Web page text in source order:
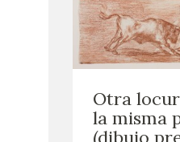
ACCIÓN
CORPORATIVA
SEDE
CONTACTO
Otra
la misma
(dibujo